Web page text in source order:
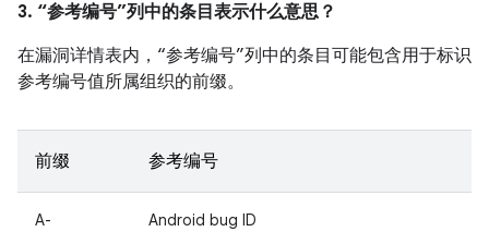
3. “参考编号”列中的条目表示什么意思？
在漏洞详情表内，“参考编号”列中的条目可能包含用于标识
参考编号值所属组织的前缀。
前缀 参考编号
A- Android bug ID